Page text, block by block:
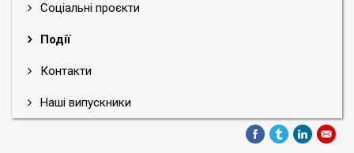
Соціальні проєкти
Події
Контакти
Наші випускники